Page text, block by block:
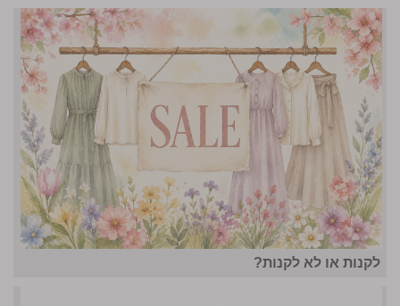
לקנות או לא לקנות?